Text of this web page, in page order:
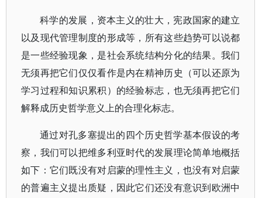
科学的发展，资本主义的壮大，宪政国家的建立
以及现代管理制度的形成等，所有这些趋势可以说都
是一些经验现象，是社会系统结构分化的结果。我们
无须再把它们仅仅看作是内在精神历史（可以还原为
学习过程和知识累积）的经验标志，也无须再把它们
解释成历史哲学意义上的合理化标志。
通过对孔多塞提出的四个历史哲学基本假设的考
察，我们可以把维多利亚时代的发展理论简单地概括
如下：它们既没有对启蒙的理性主义，也没有对启蒙
的普遍主义提出质疑，因此它们还没有意识到欧洲中